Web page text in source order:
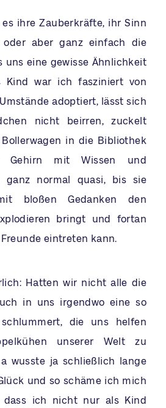
ihre Zauberkräfte, ihr Sinn
oder aber ganz einfach die
uns eine gewisse Ähnlichkeit
Kind war ich fasziniert von
adoptiert, lässt sich
nicht beirren, zuckelt
in die Bibliothek
mit Wissen und
ganz normal quasi, bis sie
bloßen Gedanken den
bringt und fortan
eintreten kann.
Hatten wir nicht alle die
in uns irgendwo eine so
schlummert, die uns helfen
unserer Welt zu
wusste ja schließlich lange
und so schäme ich mich
dass ich nicht nur als Kind